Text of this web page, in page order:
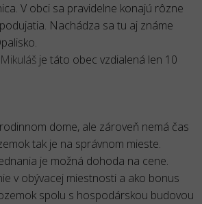
V obci sa pravidelne konajú rôzne
Nachádza sa tu aj známe
je táto obec vzdialená len 10
dome, ale zároveň nemá čas
tak je na správnom mieste.
je možná dohoda na cene.
v obývacej miestnosti a ako bonus
spolu s hospodárskou budovou